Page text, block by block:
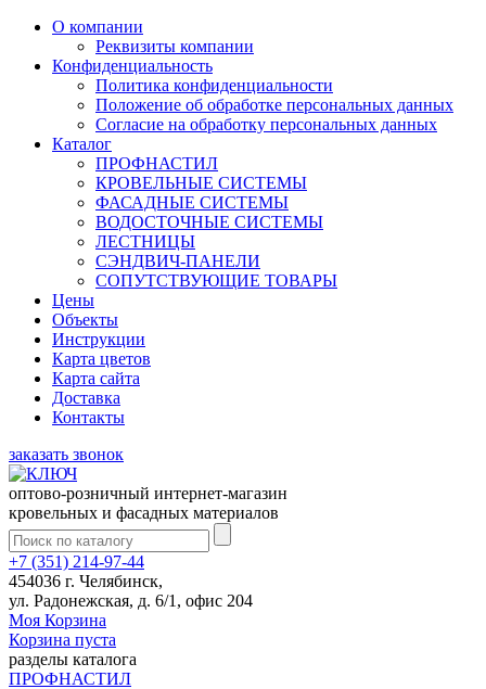
О компании
Реквизиты компании
Конфиденциальность
Политика конфиденциальности
Положение об обработке персональных данных
Согласие на обработку персональных данных
Каталог
ПРОФНАСТИЛ
КРОВЕЛЬНЫЕ СИСТЕМЫ
ФАСАДНЫЕ СИСТЕМЫ
ВОДОСТОЧНЫЕ СИСТЕМЫ
ЛЕСТНИЦЫ
СЭНДВИЧ-ПАНЕЛИ
СОПУТСТВУЮЩИЕ ТОВАРЫ
Цены
Объекты
Инструкции
Карта цветов
Карта сайта
Доставка
Контакты
заказать звонок
оптово-розничный интернет-магазин
кровельных и фасадных материалов
+7 (351) 214-97-44
454036 г. Челябинск,
ул. Радонежская, д. 6/1, офис 204
Моя Корзина
Корзина пуста
разделы каталога
ПРОФНАСТИЛ